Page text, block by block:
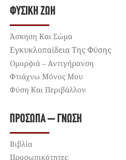
ΦΥΣΙΚΉ ΖΩΉ
Άσκηση Και Σώμα
Εγκυκλοπαίδεια Της Φύσης
Ομορφιά – Αντιγήρανση
Φτιάχνω Μόνος Μου
Φύση Και Περιβάλλον
ΠΡΌΣΩΠΑ – ΓΝΏΣΗ
Βιβλία
Προσωπικότητες